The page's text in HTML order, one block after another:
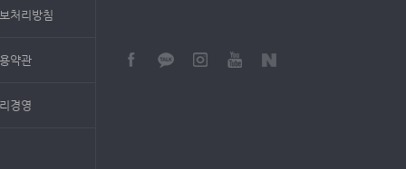
처리방침
약관
경영